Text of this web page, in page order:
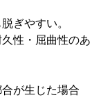
ぎやすい。
性・屈曲性のあ
が生じた場合